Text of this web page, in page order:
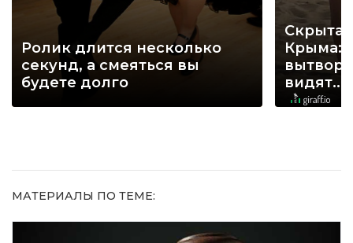
Ролик длится несколько
секунд, а смеяться вы
будете долго
Крыма:
видят...
МАТЕРИАЛЫ ПО ТЕМЕ: